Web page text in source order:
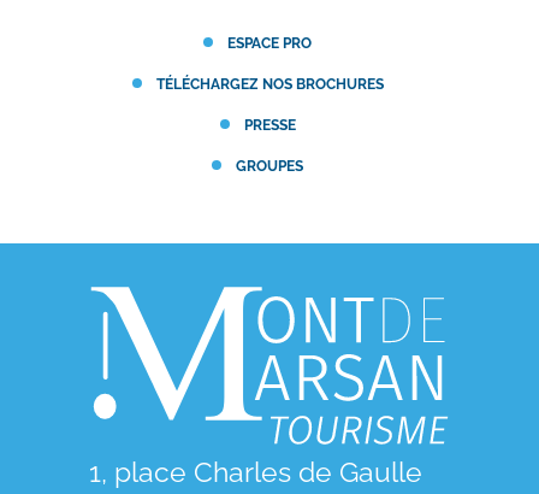
ESPACE PRO
TÉLÉCHARGEZ NOS BROCHURES
PRESSE
GROUPES
1, place Charles de Gaulle